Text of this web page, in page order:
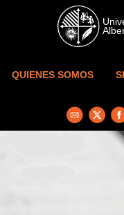
Skip to main content
QUIENES SOMOS